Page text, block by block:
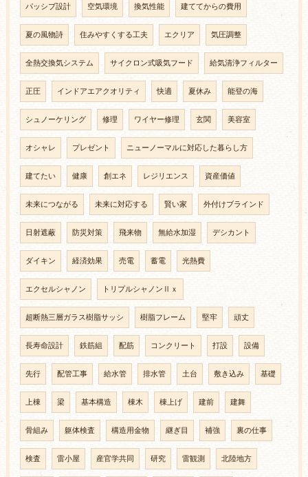
パッシブ設計 空気環境 換気性能 建ててからの費用
夏の風物詩 住みやすくする工夫 エクリア 気圧調整
全熱交換気システム サイクロン式吸気フード 給気清浄フィルター
正圧 インドアエアクオリティ 快適 夏休み 能登の海
シュノーケリング 修理 ワイヤー修理 玄関 美容室
オシャレ プレゼント ニューノーマルに対応した暮らし方
建てたい 健康 創エネ レジリエンス 資産価値
未来につながる 未来に対応する 賢い家 外付けブラインド
日射遮蔽 防災対策 飛来物 無給水加湿 デシカント
ダイキン 経済効果 売電 蓄電 光熱費
エクセルシャノン トリプルシャノンⅡｘ
超断熱三層ガラス樹脂サッシ 樹脂フレーム 堅牢 頑丈
長寿命設計 鉄筋組 配筋 コンクリート 打設 設備
先行 配管工事 給水管 排水管 土台 敷き込み 基礎
上棟 梁 基本構造 棟木 棟上げ 建前 建舞
骨組み 躯体検査 構造用金物 継ぎ目 補強 裏の仕事
検査 雷小屋 産官学共同 研究 雷観測 北陸地方